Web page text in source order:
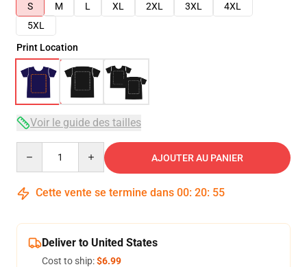
S
M L XL 2XL 3XL
4XL
5XL
Print Location
Voir le guide des tailles
AJOUTER AU PANIER
Cette vente se termine dans 00: 20: 54
Deliver to United States
Cost to ship:$6.99